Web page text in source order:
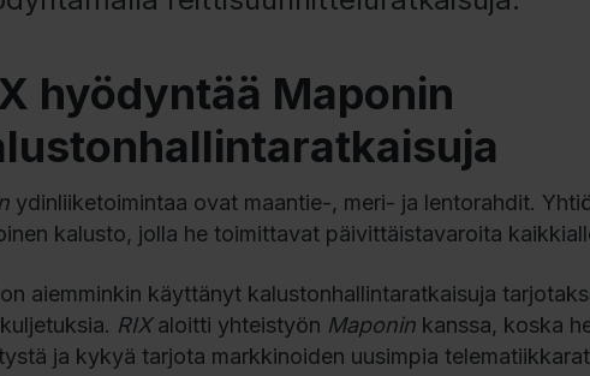
hyödyntää Maponin
ydinliiketoimintaa ovat maantie-, meri- ja lentorahdit.
kalusto, jolla he toimittavat päivittäistavaroita
aiemminkin käyttänyt kalustonhallintaratkaisuja
RIXaloitti yhteistyön Maponin kanssa, koska
ja kykyä tarjota markkinoiden uusimpia